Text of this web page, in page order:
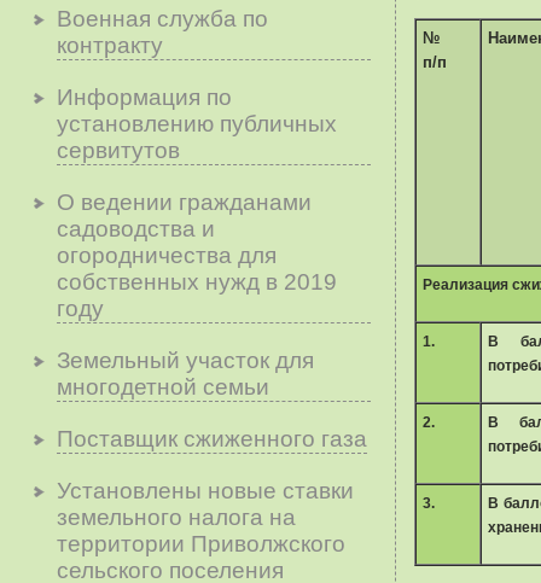
Военная служба по
контракту
Информация по
установлению публичных
сервитутов
О ведении гражданами
садоводства и
огородничества для
собственных нужд в 2019
году
Земельный участок для
многодетной семьи
Поставщик сжиженного газа
Установлены новые ставки
земельного налога на
территории Приволжского
сельского поселения
№
п/п
Реализация
1.
В
2.
В
3.
В